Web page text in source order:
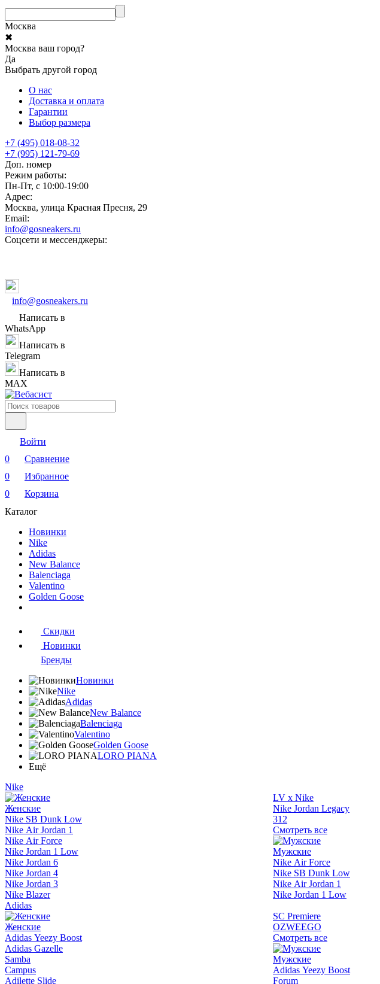
Москва
✖
Москва ваш город?
Да
Выбрать другой город
О нас
Доставка и оплата
Гарантии
Выбор размера
+7 (495) 018-08-32
+7 (995) 121-79-69
Доп. номер
Режим работы:
Пн-Пт, с 10:00-19:00
Адрес:
Москва, улица Красная Пресня, 29
Email:
info@gosneakers.ru
Соцсети и мессенджеры:
info@gosneakers.ru
Написать в
WhatsApp
Написать в
Telegram
Написать в
MAX
Войти
0
Сравнение
0
Избранное
0
Корзина
Каталог
Новинки
Nike
Adidas
New Balance
Balenciaga
Valentino
Golden Goose
Скидки
Новинки
Бренды
Новинки
Nike
Adidas
New Balance
Balenciaga
Valentino
Golden Goose
LORO PIANA
Ещё
Nike
Женские
Nike SB Dunk Low
Nike Air Jordan 1
Nike Air Force
Nike Jordan 1 Low
Nike Jordan 6
Nike Jordan 4
Nike Jordan 3
Nike Blazer
LV x Nike
Nike Jordan Legacy
312
Смотреть все
Мужские
Nike Air Force
Nike SB Dunk Low
Nike Air Jordan 1
Nike Jordan 1 Low
Adidas
Женские
Adidas Yeezy Boost
Adidas Gazelle
Samba
Campus
Adilette Slide
SC Premiere
OZWEEGO
Смотреть все
Мужские
Adidas Yeezy Boost
Forum